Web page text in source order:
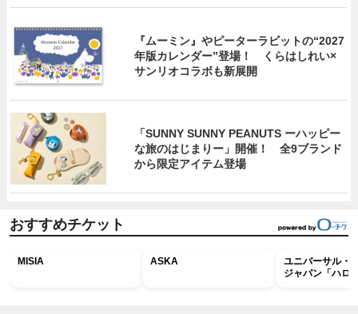
『ムーミン』やピーターラビットの“2027
年版カレンダー”登場！ くらはしれい×
サンリオコラボも新展開
「SUNNY SUNNY PEANUTS ーハッピー
な旅のはじまりー」開催！ 全9ブランド
から限定アイテム登場
おすすめチケット
MISIA ASKA
ユニバーサル・
ジャパン「ハロ